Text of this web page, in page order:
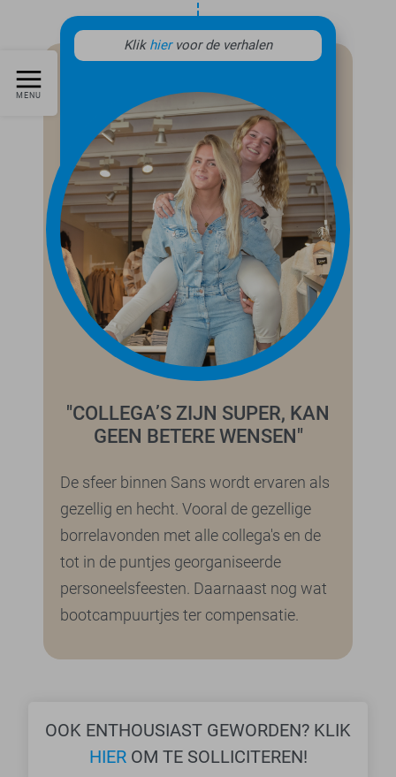
MENU
"COLLEGA’S ZIJN SUPER, KAN
GEEN BETERE WENSEN"
De sfeer binnen Sans wordt ervaren als
gezellig en hecht. Vooral de gezellige
borrelavonden met alle collega's en de
tot in de puntjes georganiseerde
personeelsfeesten. Daarnaast nog wat
bootcampuurtjes ter compensatie.
Klik hiervoor de verhalen
OOK ENTHOUSIAST GEWORDEN? KLIK
HIEROM TE SOLLICITEREN!